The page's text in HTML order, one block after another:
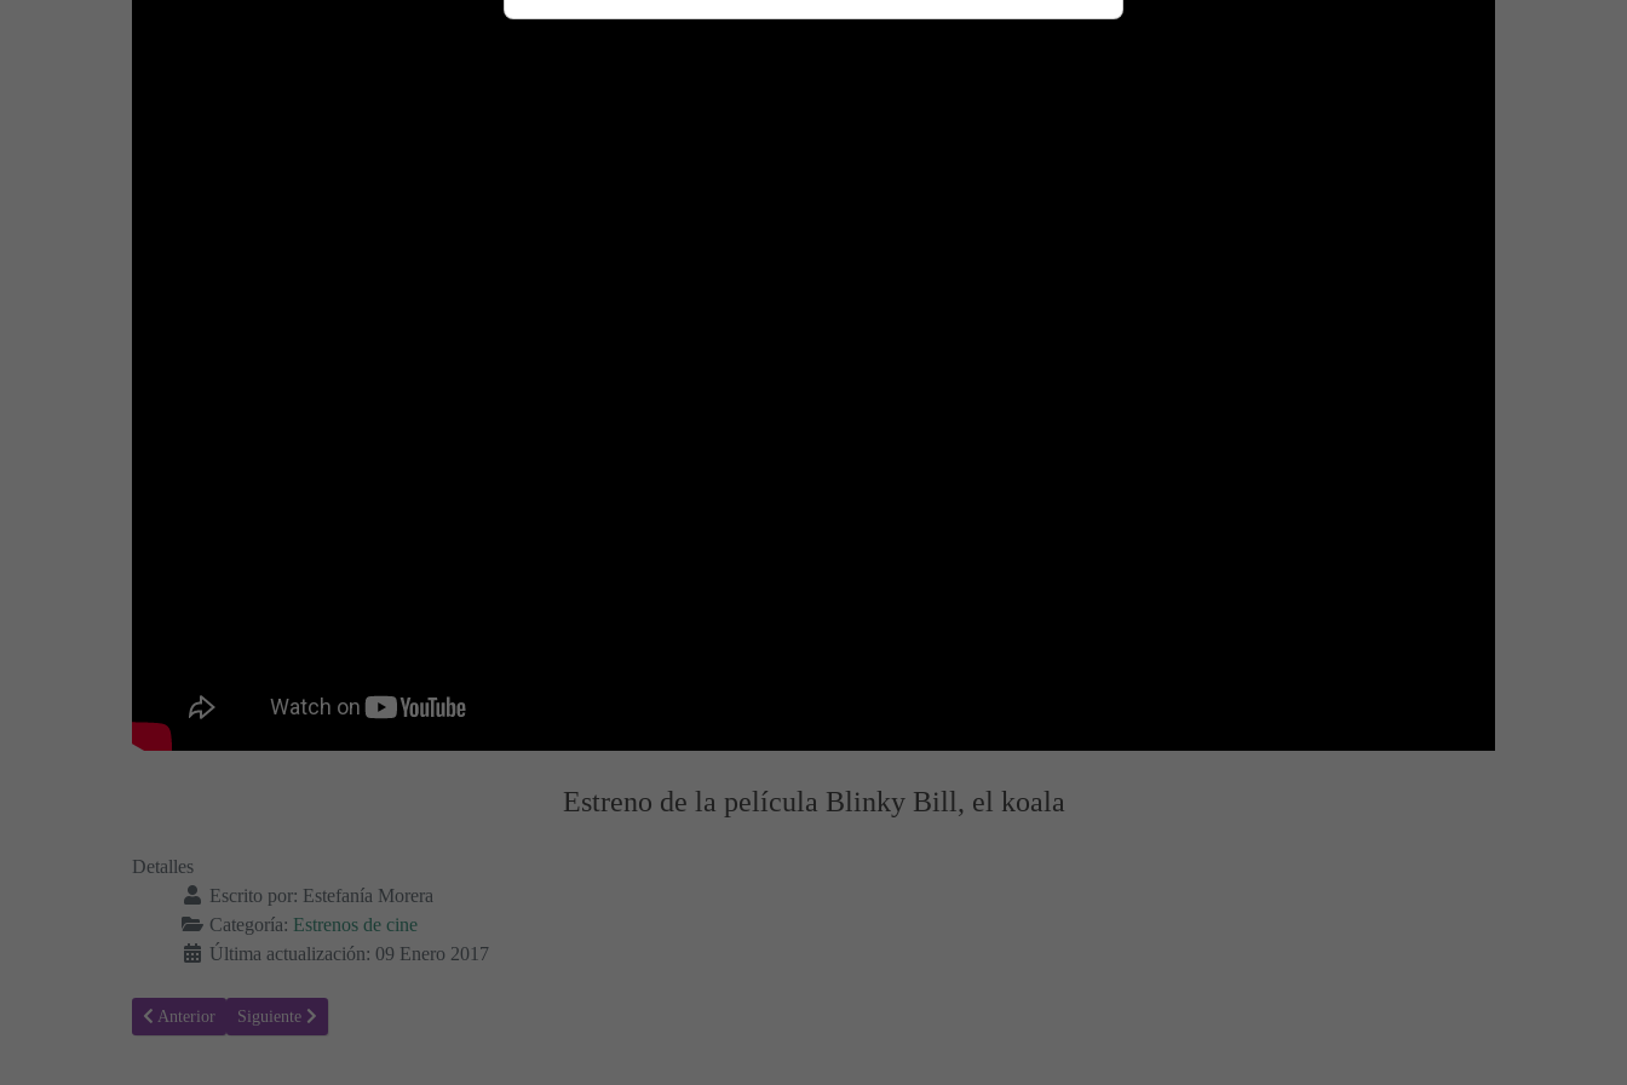
Estreno de la película Blinky Bill, el koala
Detalles
Escrito por: Estefanía Morera
Categoría: Estrenos de cine
Última actualización: 09 Enero 2017
Artículo anterior: Orm en el reino de las nieves - Sinopsis y Trailer
Anterior Artículo siguiente: Monster Trucks - Sinopsis y Trailer - Estrenos de Cine
Siguiente